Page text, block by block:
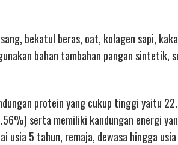
bekatul beras, oat, kolagen sapi,
bahan tambahan pangan sintetik,
protein yang cukup tinggi yaitu
serta memiliki kandungan energi
usia 5 tahun, remaja, dewasa hingga